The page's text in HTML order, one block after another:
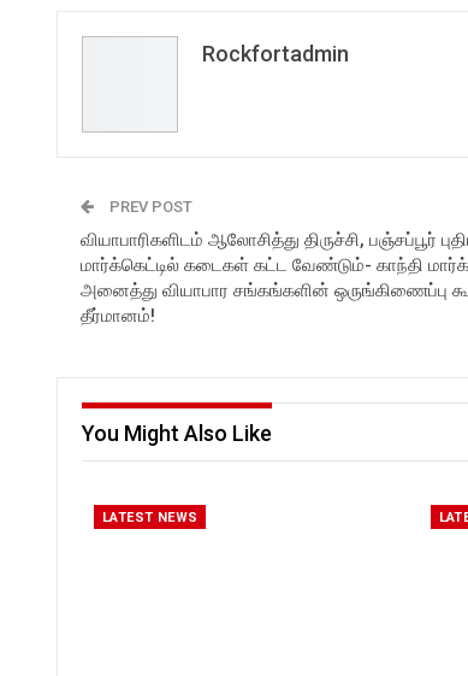
Rockfortadmin
PREV POST
வியாபாரிகளிடம் ஆலோசித்து திருச்சி, பஞ்சப்பூர்
மார்க்கெட்டில் கடைகள் கட்ட வேண்டும்- காந்தி
அனைத்து வியாபார சங்கங்களின் ஒருங்கிணைப்பு
தீர்மானம்!
You Might Also Like
LATEST NEWS